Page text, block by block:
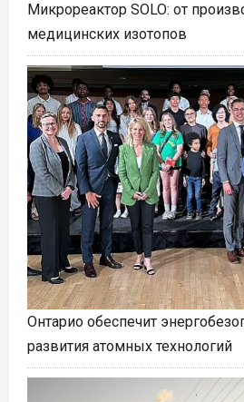
Микрореактор SOLO: от
медицинских изотопов
Онтарио обеспечит
развития атомных технологий